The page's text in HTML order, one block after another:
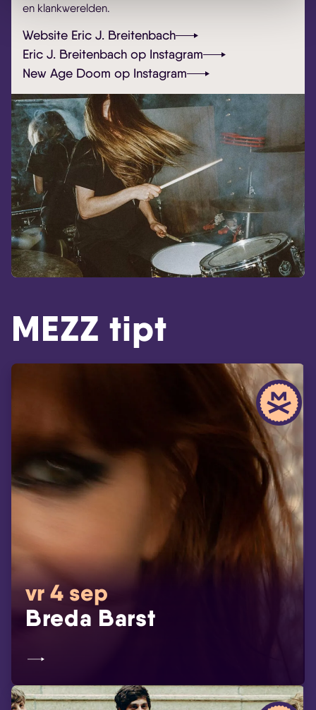
en klankwerelden.
Website Eric J. Breitenbach
Eric J. Breitenbach op Instagram
New Age Doom op Instagram
MEZZ tipt
vr 4 sep
Breda Barst